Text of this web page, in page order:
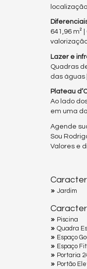
641,96 m²
Lazer e
Quadras
das águas
Plateau
Ao lado
em uma
Agende
Sou
Valores e
Jardim
Piscina
Quadra
Espaço
Espaço
Portaria
Portão